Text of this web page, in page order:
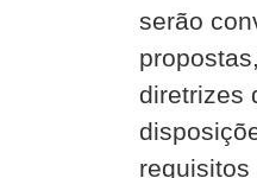
serão
diretrizes